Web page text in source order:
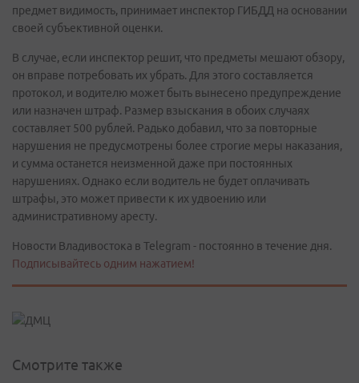
предмет видимость, принимает инспектор ГИБДД на основании
своей субъективной оценки.
В случае, если инспектор решит, что предметы мешают обзору,
он вправе потребовать их убрать. Для этого составляется
протокол, и водителю может быть вынесено предупреждение
или назначен штраф. Размер взыскания в обоих случаях
составляет 500 рублей. Радько добавил, что за повторные
нарушения не предусмотрены более строгие меры наказания,
и сумма останется неизменной даже при постоянных
нарушениях. Однако если водитель не будет оплачивать
штрафы, это может привести к их удвоению или
административному аресту.
Новости Владивостока в Telegram - постоянно в течение дня.
Подписывайтесь одним нажатием!
Смотрите также